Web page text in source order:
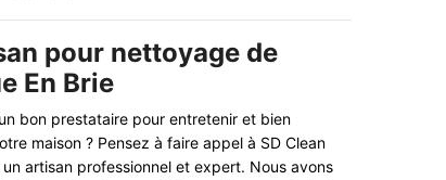
pour nettoyage de
En Brie
bon prestataire pour entretenir et bien
maison ? Pensez à faire appel à SD Clean
un artisan professionnel et expert. Nous avons